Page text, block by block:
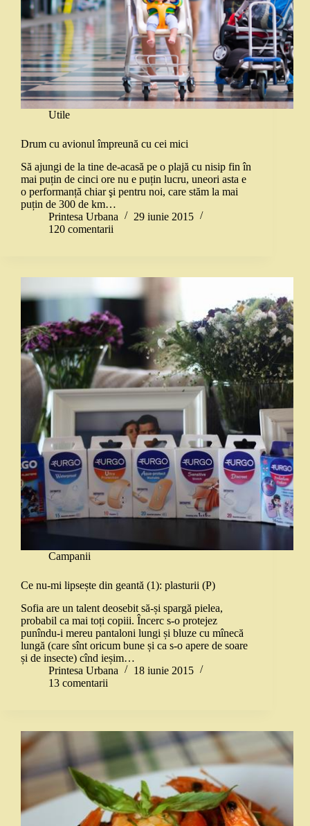
Utile
Drum cu avionul împreună cu cei mici
Să ajungi de la tine de-acasă pe o plajă cu nisip fin în
mai puțin de cinci ore nu e puțin lucru, uneori asta e
o performanță chiar şi pentru noi, care stăm la mai
puțin de 300 de km…
Printesa Urbana
29 iunie 2015
120 comentarii
Campanii
Ce nu-mi lipsește din geantă (1): plasturii (P)
Sofia are un talent deosebit să-și spargă pielea,
probabil ca mai toți copiii. Încerc s-o protejez
punîndu-i mereu pantaloni lungi și bluze cu mînecă
lungă (care sînt oricum bune și ca s-o apere de soare
și de insecte) cînd ieșim…
Printesa Urbana
18 iunie 2015
13 comentarii